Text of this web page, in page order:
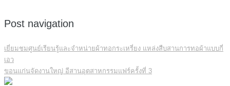
Post navigation
เยี่ยมชมศูนย์เรียนรู้และจำหน่ายผ้าทอกระเหรี่ยง แหล่งสืบสานการทอผ้าแบบกี่
เอว
ขอนแก่นจัดงานใหญ่ อีสานอุตสาหกรรมแฟร์ครั้งที่ 3